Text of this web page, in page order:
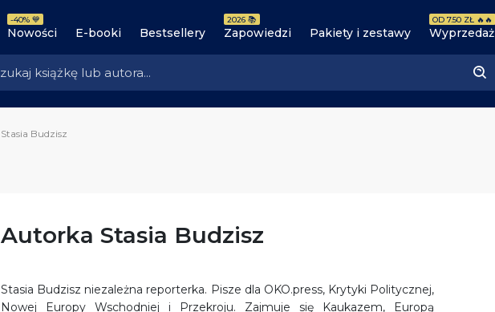
Nowości
-40% 💙
E-booki Bestsellery Zapowiedzi
2026 📚
Pakiety i zestawy Wyprzedaż
OD 7.50 ZŁ 🔥🔥
Stasia Budzisz
Autorka Stasia Budzisz
Stasia Budzisz niezależna reporterka. Pisze dla OKO.press, Krytyki Politycznej,
Nowej Europy Wschodniej i Przekroju. Zajmuje się Kaukazem, Europą